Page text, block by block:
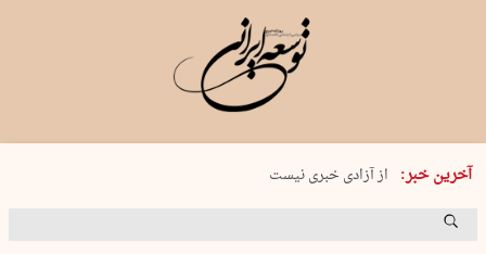
آخرین خبر:
یکشنبه 18 مرداد 1405 شماره 2245
از آزادی خبری نیست
۸۸۸ نفر سال گذشته بر اثر غرق‌شدگی جان …